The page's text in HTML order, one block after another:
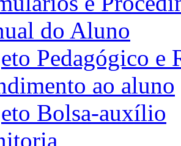
do Aluno
Pedagógico e
ao aluno
Bolsa-auxílio